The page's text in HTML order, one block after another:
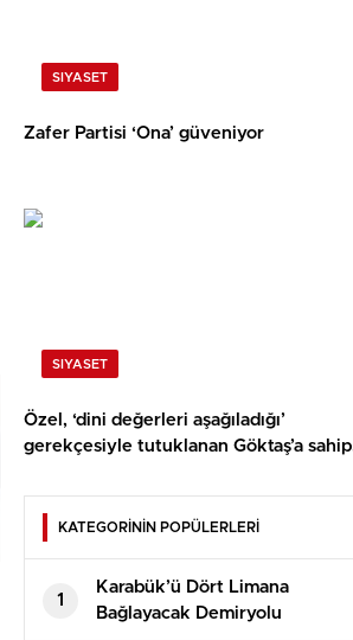
SIYASET
Zafer Partisi ‘Ona’ güveniyor
SIYASET
Özel, ‘dini değerleri aşağıladığı’
gerekçesiyle tutuklanan Göktaş’a sahip
KATEGORİNİN POPÜLERLERİ
1
Karabük’ü Dört Limana
Bağlayacak Demiryolu